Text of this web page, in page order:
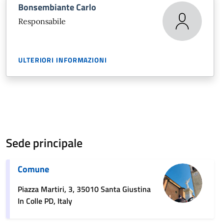
Bonsembiante Carlo
Responsabile
ULTERIORI INFORMAZIONI
Sede principale
Comune
Piazza Martiri, 3, 35010 Santa Giustina
In Colle PD, Italy